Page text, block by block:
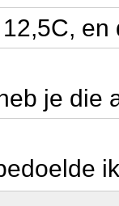
en
je die